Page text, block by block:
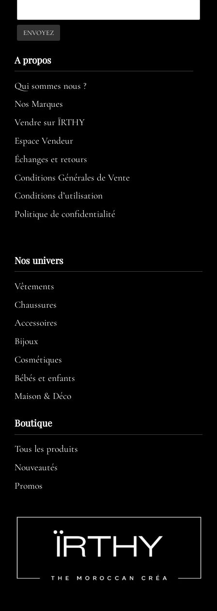
A propos​
Qui sommes nous ?
Nos Marques
Vendre sur ÏRTHY
Espace Vendeur
Échanges et retours
Conditions Générales de Vente
Conditions d’utilisation​
Politique de confidentialité
Nos univers
Vêtements
Chaussures
Accessoires
Bijoux
Cosmétiques
Bébés et enfants
Maison & Déco
Boutique
Tous les produits
Nouveautés
Promos